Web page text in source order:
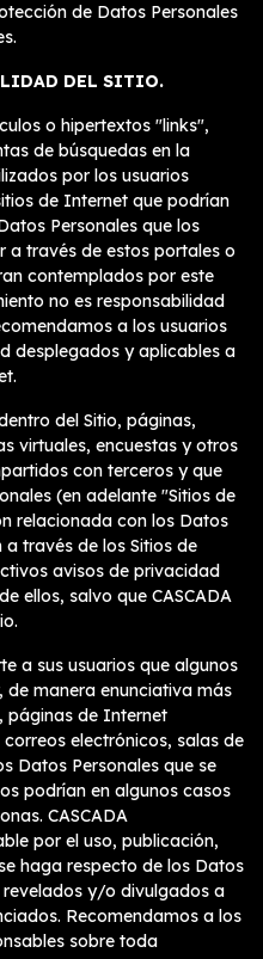
de Datos Personales
DEL SITIO.
o hipertextos "links",
de búsquedas en la
por los usuarios
de Internet que podrían
Personales que los
a través de estos portales o
contemplados por este
no es responsabilidad
a los usuarios
desplegados y aplicables a
del Sitio, páginas,
virtuales, encuestas y otros
con terceros y que
(en adelante "Sitios de
relacionada con los Datos
a través de los Sitios de
avisos de privacidad
ellos, salvo que CASCADA
a sus usuarios que algunos
de manera enunciativa más
páginas de Internet
electrónicos, salas de
Datos Personales que se
podrían en algunos casos
CASCADA
por el uso, publicación,
haga respecto de los Datos
revelados y/o divulgados a
Recomendamos a los
sobre toda